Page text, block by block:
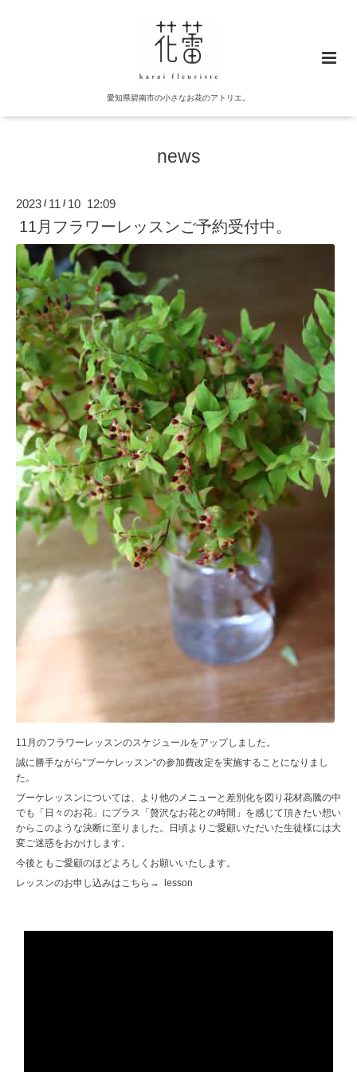
愛知県碧南市の小さなお花のアトリエ。
news
2023 / 11 / 10 12:09
11月フラワーレッスンご予約受付中。
11月のフラワーレッスンのスケジュールをアップしました。
誠に勝手ながら“ブーケレッスン“の参加費改定を実施することになりまし
た。
ブーケレッスンについては、より他のメニューと差別化を図り花材高騰の中
でも「日々のお花」にプラス「贅沢なお花との時間」を感じて頂きたい想い
からこのような決断に至りました。日頃よりご愛顧いただいた生徒様には大
変ご迷惑をおかけします。
今後ともご愛顧のほどよろしくお願いいたします。
レッスンのお申し込みはこちら→
lesson